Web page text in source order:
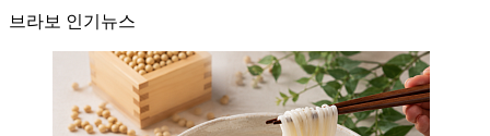
브라보 인기뉴스